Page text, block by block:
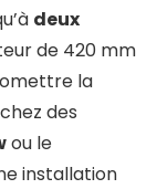
deux
de 420 mm
la
des
ou le
installation